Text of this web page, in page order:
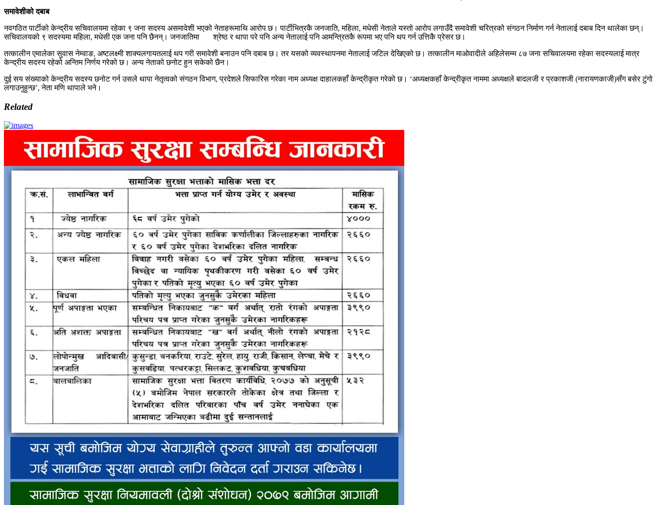
समावेशीको दबाब
नवगठित पार्टीको केन्द्रीय सचिवालयमा रहेका ९ जना सदस्य असमावेशी भएको नेताहरूमाथि आरोप छ। पार्टीभित्रकै जनजाति, महिला, मधेसी नेताले यस्तो आरोप लगाउँदै समावेशी चरित्रको संगठन निर्माण गर्न नेतालाई दबाब दिन थालेका छन्।
सचिवालयको ९ सदस्यमा महिला, मधेसी एक जना पनि छैनन्। जनजातिमा श्रेष्ठ र थापा परे पनि अन्य नेतालाई पनि आमन्त्रितकै रूपमा भए पनि थप गर्न उत्तिकै प्रेसर छ।
तत्कालीन एमालेका सुवास नेम्वाङ, अष्टलक्ष्मी शाक्यलगायतलाई थप गरी समावेशी बनाउन पनि दबाब छ। तर यसको व्यवस्थापनमा नेतालाई जटिल देखिएको छ। तत्कालीन माओवादीले अहिलेसम्म ८७ जना सचिवालयमा रहेका सदस्यलाई मात्र
केन्द्रीय सदस्य रहेको अन्तिम निर्णय गरेको छ। अन्य नेताको छनोट हुन सकेको छैन।
दुई सय संख्याको केन्द्रीय सदस्य छनोट गर्न उसले थापा नेतृत्वको संगठन विभाग, प्रदेशले सिफारिस गरेका नाम अध्यक्ष दाहालकहाँ केन्द्रीकृत गरेको छ। ‘अध्यक्षकहाँ केन्द्रीकृत नाममा अध्यक्षले बादलजी र प्रकाशजी (नारायणकाजी)सँग बसेर टुंगो
लगाउनुहुन्छ’, नेता मणि थापाले भने।
Related